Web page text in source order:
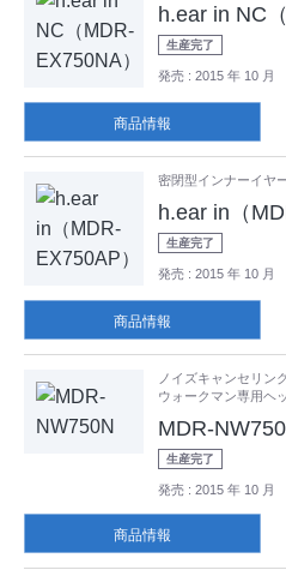
h.ear in NC
生産完了
発売 : 2015 年 10 月
商品情報
密閉型インナーイヤ
h.ear in（
生産完了
発売 : 2015 年 10 月
商品情報
ノイズキャンセリン
ウォークマン専用ヘ
MDR-
生産完了
発売 : 2015 年 10 月
商品情報